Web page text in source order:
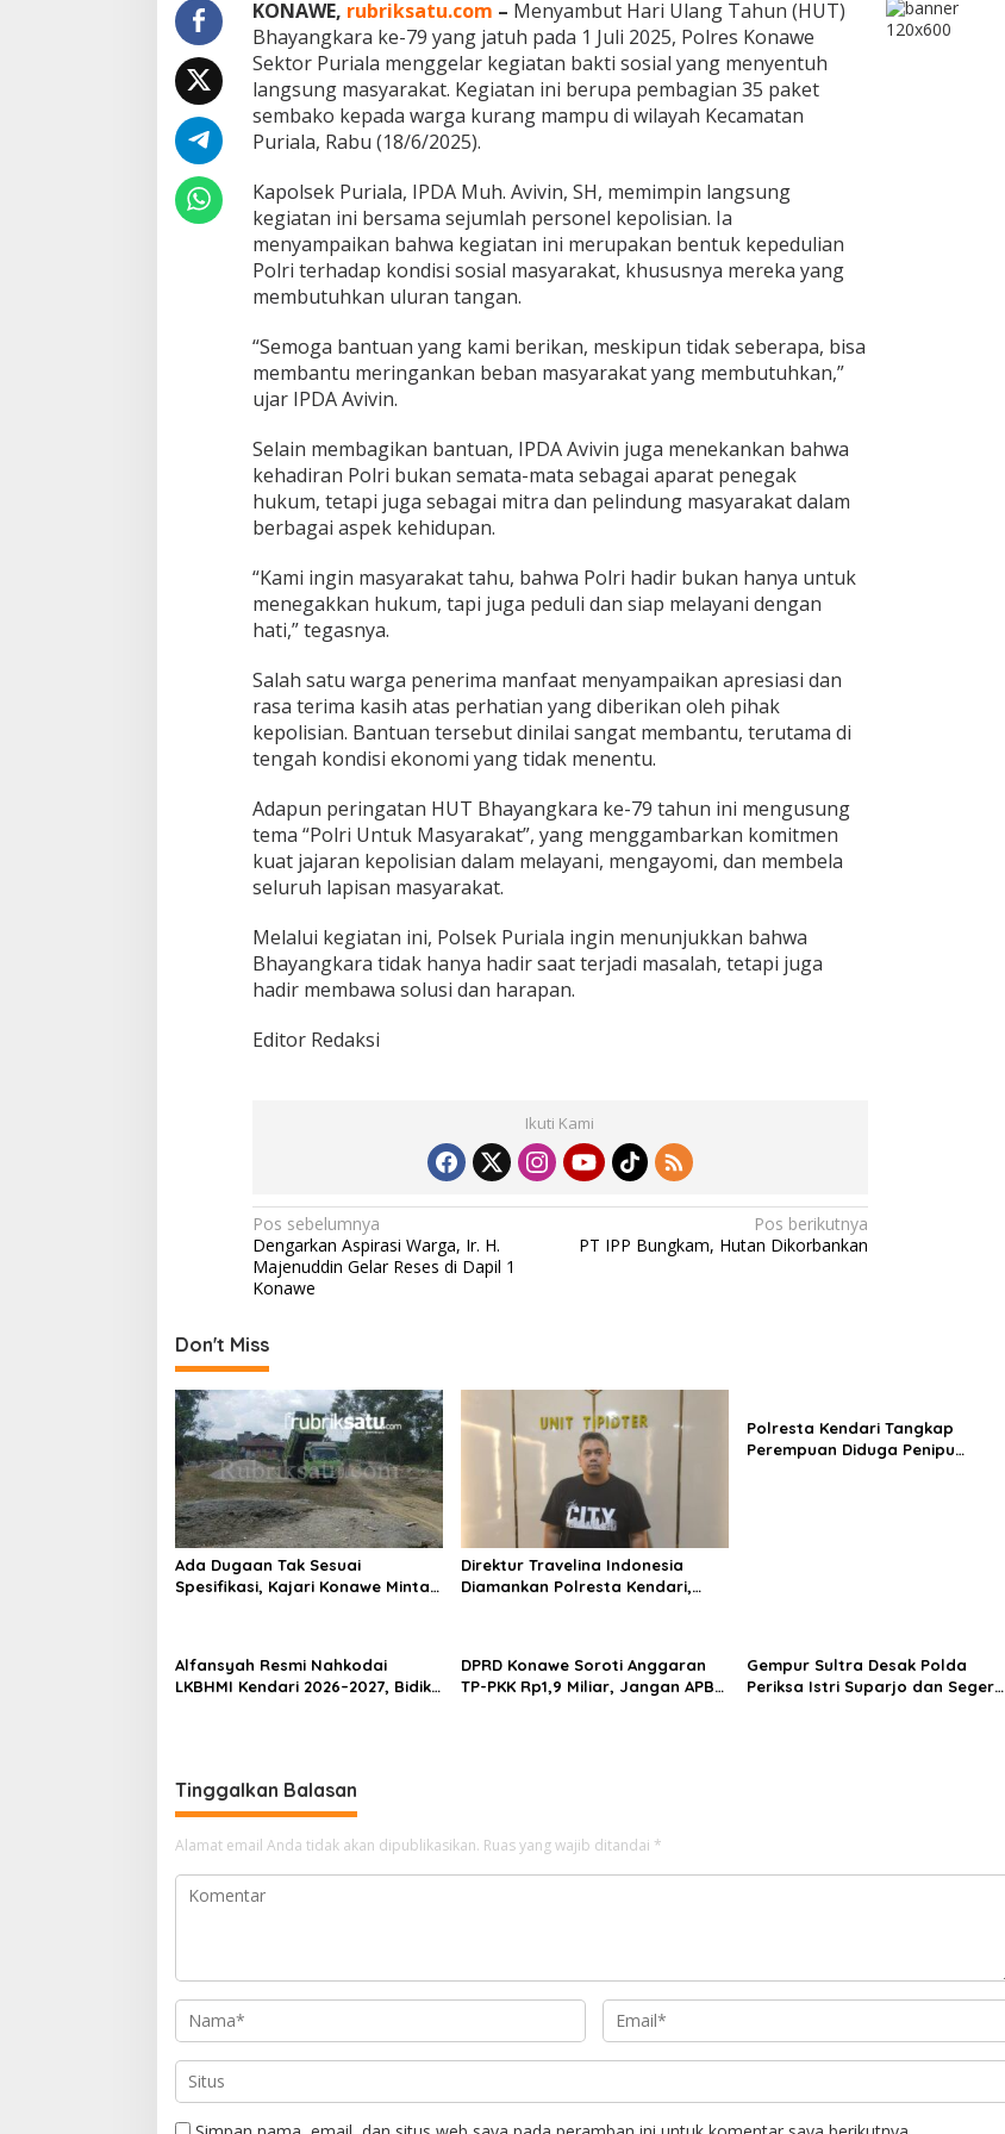
W
a
r
g
a
KONAWE, rubriksatu.com – Menyambut Hari Ulang Tahun (HUT)
Bhayangkara ke-79 yang jatuh pada 1 Juli 2025, Polres Konawe
Sektor Puriala menggelar kegiatan bakti sosial yang menyentuh
langsung masyarakat. Kegiatan ini berupa pembagian 35 paket
sembako kepada warga kurang mampu di wilayah Kecamatan
Puriala, Rabu (18/6/2025).
Kapolsek Puriala, IPDA Muh. Avivin, SH, memimpin langsung
kegiatan ini bersama sejumlah personel kepolisian. Ia
menyampaikan bahwa kegiatan ini merupakan bentuk kepedulian
Polri terhadap kondisi sosial masyarakat, khususnya mereka yang
membutuhkan uluran tangan.
“Semoga bantuan yang kami berikan, meskipun tidak seberapa, bisa
membantu meringankan beban masyarakat yang membutuhkan,”
ujar IPDA Avivin.
Selain membagikan bantuan, IPDA Avivin juga menekankan bahwa
kehadiran Polri bukan semata-mata sebagai aparat penegak
hukum, tetapi juga sebagai mitra dan pelindung masyarakat dalam
berbagai aspek kehidupan.
“Kami ingin masyarakat tahu, bahwa Polri hadir bukan hanya untuk
menegakkan hukum, tapi juga peduli dan siap melayani dengan
hati,” tegasnya.
Salah satu warga penerima manfaat menyampaikan apresiasi dan
rasa terima kasih atas perhatian yang diberikan oleh pihak
kepolisian. Bantuan tersebut dinilai sangat membantu, terutama di
tengah kondisi ekonomi yang tidak menentu.
Adapun peringatan HUT Bhayangkara ke-79 tahun ini mengusung
tema “Polri Untuk Masyarakat”, yang menggambarkan komitmen
kuat jajaran kepolisian dalam melayani, mengayomi, dan membela
seluruh lapisan masyarakat.
Melalui kegiatan ini, Polsek Puriala ingin menunjukkan bahwa
Bhayangkara tidak hanya hadir saat terjadi masalah, tetapi juga
hadir membawa solusi dan harapan.
Editor Redaksi
Ikuti Kami
N
a
v
g
a
s
i
p
o
s
Pos sebelumnya
Dengarkan Aspirasi Warga, Ir. H.
Majenuddin Gelar Reses di Dapil 1
Konawe
Pos berikutnya
PT IPP Bungkam, Hutan Dikorbankan
Don't Miss
Ada Dugaan Tak Sesuai
Spesifikasi, Kajari Konawe Minta
Direktur Travelina Indonesia
Diamankan Polresta Kendari,
Polresta Kendari Tangkap
Perempuan Diduga Penipu
Alfansyah Resmi Nahkodai
LKBHMI Kendari 2026–2027, Bidik
DPRD Konawe Soroti Anggaran
TP-PKK Rp1,9 Miliar, Jangan APBD
Gempur Sultra Desak Polda
Periksa Istri Suparjo dan Segera
Tinggalkan Balasan
Alamat email Anda tidak akan dipublikasikan. Ruas yang wajib ditandai *